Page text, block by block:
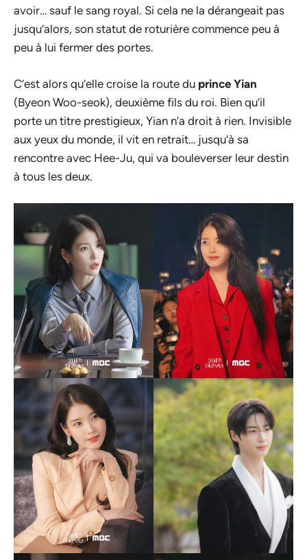
avoir… sauf le sang royal. Si cela ne la dérangeait pas
jusqu’alors, son statut de roturière commence peu à
peu à lui fermer des portes.
C’est alors qu’elle croise la route du prince Yian
(Byeon Woo-seok), deuxième fils du roi. Bien qu’il
porte un titre prestigieux, Yian n’a droit à rien. Invisible
aux yeux du monde, il vit en retrait… jusqu’à sa
rencontre avec Hee-Ju, qui va bouleverser leur destin
à tous les deux.